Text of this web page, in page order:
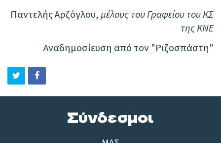
Παντελής Αρζόγλου,μέλους του Γραφείου του ΚΣ
της ΚΝΕ
Αναδημοσίευση από τον "Ριζοσπάστη"
Σύνδεσμοι